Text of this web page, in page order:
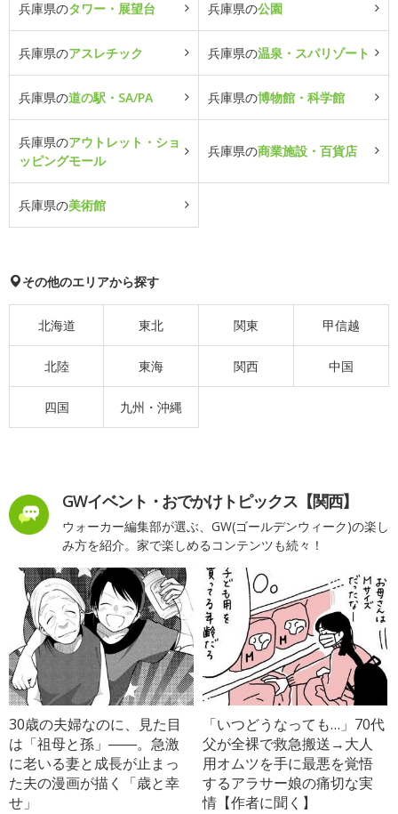
兵庫県のタワー・展望台 兵庫県の公園
兵庫県のアスレチック 兵庫県の温泉・スパリゾート
兵庫県の道の駅・SA/PA 兵庫県の博物館・科学館
兵庫県のアウトレット・ショ
ッピングモール
兵庫県の商業施設・百貨店
兵庫県の美術館
その他のエリアから探す
北海道 東北 関東 甲信越
北陸 東海 関西 中国
四国 九州・沖縄
GWイベント・おでかけトピックス【関西】
ウォーカー編集部が選ぶ、GW(ゴールデンウィーク)の楽し
み方を紹介。家で楽しめるコンテンツも続々！
30歳の夫婦なのに、見た目
は「祖母と孫」――。急激
に老いる妻と成長が止まっ
た夫の漫画が描く「歳と幸
せ」
「いつどうなっても…」70代
父が全裸で救急搬送→大人
用オムツを手に最悪を覚悟
するアラサー娘の痛切な実
情【作者に聞く】